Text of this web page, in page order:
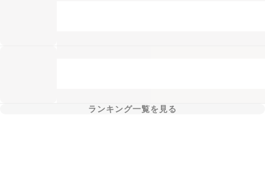
ランキング一覧を見る